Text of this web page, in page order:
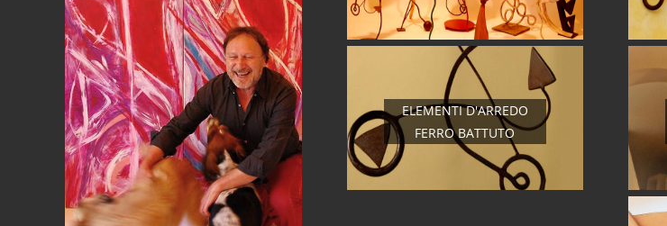
ELEMENTI D'ARREDO
FERRO BATTUTO